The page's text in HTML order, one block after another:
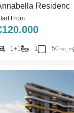
Residenc
From
120.000
1+1 1 50 sq_m